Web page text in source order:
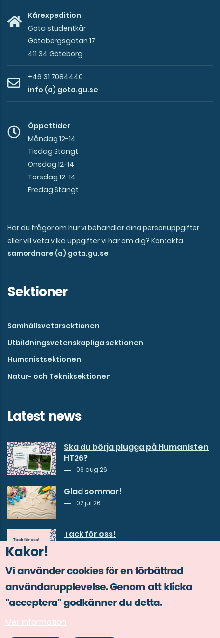
Kakor!
Vi använder cookies för en förbättrad
användarupplevelse. Genom att klicka
"acceptera" godkänner du detta.
Mer information
Kårexpedition
Göta studentkår
Götabergsgatan 17
411 34 Göteborg
+46 31 7084440
info (a) gota.gu.se
Öppettider
Måndag 12-14
Tisdag Stängt
Onsdag 12-14
Torsdag 12-14
Fredag Stängt
Har du frågor om hur vi behandlar dina personuppgifter
eller vill veta vilka uppgifter vi har om dig? Kontakta
samordnare (a) gota.gu.se
Sektioner
Samhällsvetarsektionen
Utbildningsvetenskapliga sektionen
Humanistsektionen
Natur- och Tekniksektionen
Latest news
Ska du börja plugga på Humanisten
HT26?
06 aug 26
Glad sommar!
02 jul 26
Tack för oss!